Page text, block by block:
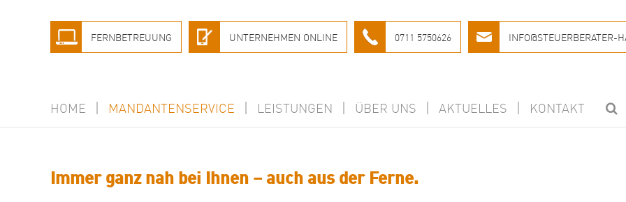
FERNBETREUUNG UNTERNEHMEN ONLINE 0711 5750626 INFO@STEUERBERATER-
HOME MANDANTENSERVICE LEISTUNGEN ÜBER UNS AKTUELLES KONTAKT
Immer ganz nah bei Ihnen – auch aus der Ferne.